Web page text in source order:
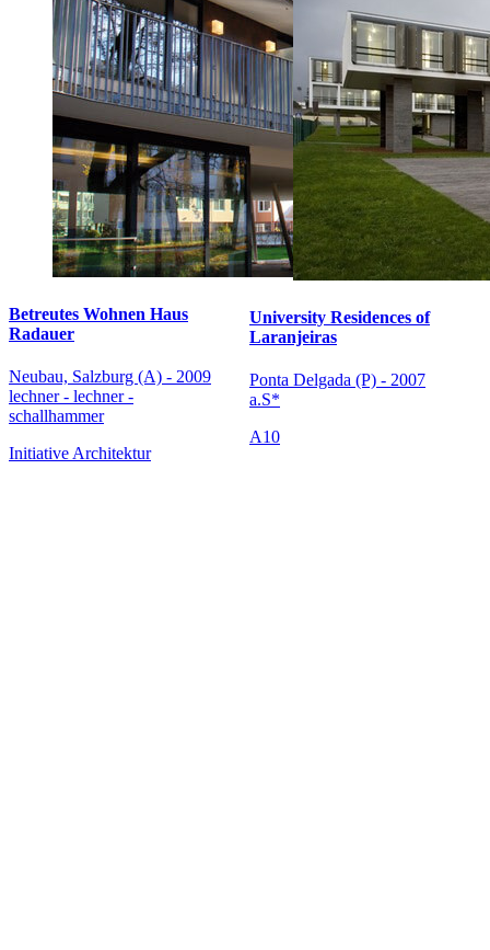
Betreutes Wohnen Haus
Radauer
Neubau, Salzburg (A) - 2009
lechner - lechner -
schallhammer
Initiative Architektur
University Residences of
Laranjeiras
Ponta Delgada (P) - 2007
a.S*
A10